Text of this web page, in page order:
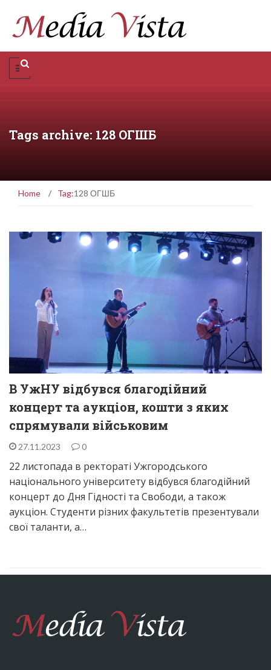
Tags archive: 128 ОГШБ
Home / Tag:128 ОГШБ
В УжНУ відбувся благодійний
концерт та аукціон, кошти з яких
спрямували військовим
27.11.2023 0
22 листопада в ректораті Ужгородського
національного університету відбувся благодійний
концерт до Дня Гідності та Свободи, а також
аукціон. Студенти різних факультетів презентували
свої таланти, а…